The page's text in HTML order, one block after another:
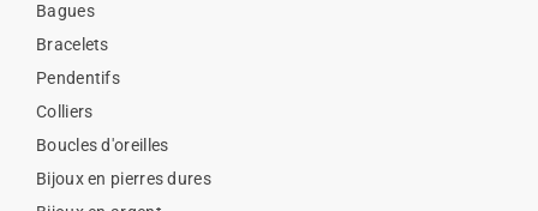
Bagues
Bracelets
Pendentifs
Colliers
Boucles d'oreilles
Bijoux en pierres dures